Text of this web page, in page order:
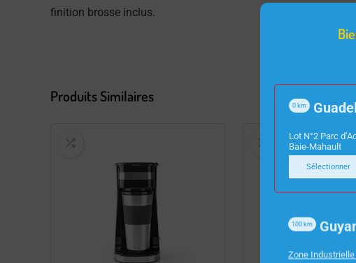
finition brosse inclus.
Produits Similaires
0 km
Lot N°2 Parc
Baie-Mahault
Sélectionner
100 km
Zone Industrielle